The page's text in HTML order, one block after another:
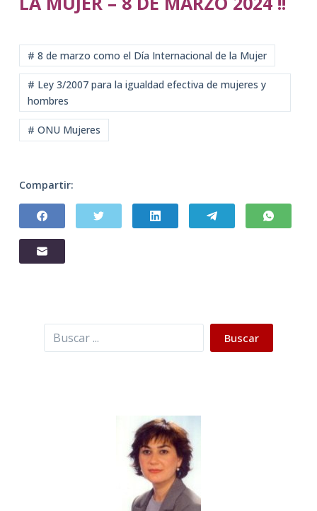
# 8 de marzo como el Día Internacional de la Mujer
# Ley 3/2007 para la igualdad efectiva de mujeres y
hombres
# ONU Mujeres
Compartir:
Buscar Buscar